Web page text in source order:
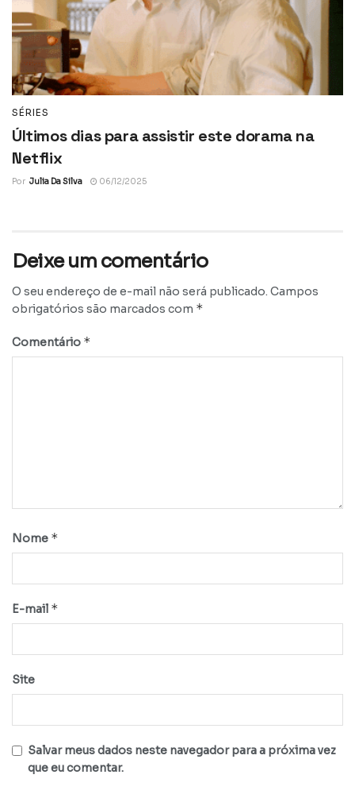
SÉRIES
Últimos dias para assistir este dorama na
Netflix
Por Julia Da Silva 06/12/2025
Deixe um comentário
O seu endereço de e-mail não será publicado. Campos
obrigatórios são marcados com *
Comentário *
Nome *
E-mail *
Site
Salvar meus dados neste navegador para a próxima vez
que eu comentar.